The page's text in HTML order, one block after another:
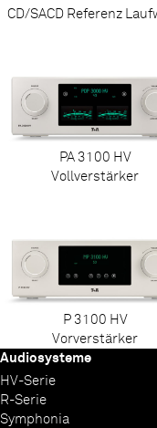
CD/SACD Referenz
PA 3100 HV
Vollverstärker
P 3100 HV
Vorverstärker
Audiosysteme
HV-Serie
R-Serie
Symphonia